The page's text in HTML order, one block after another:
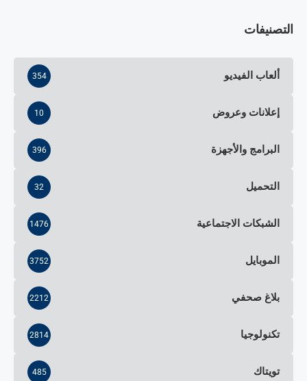
التصنيفات
ألعاب الفيديو 354
إعلانات وعروض 10
البرامج والأجهزة 396
التحميل 32
الشبكات الاجتماعية 1476
الموبايل 3752
بلاغ صحفي 2212
تكنولوجيا 2814
تويتاك 485